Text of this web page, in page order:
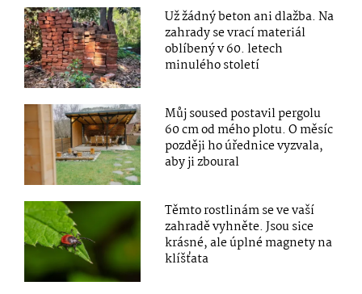
Už žádný beton ani dlažba. Na
zahrady se vrací materiál
oblíbený v 60. letech
minulého století
Můj soused postavil pergolu
60 cm od mého plotu. O měsíc
později ho úřednice vyzvala,
aby ji zboural
Těmto rostlinám se ve vaší
zahradě vyhněte. Jsou sice
krásné, ale úplné magnety na
klíšťata